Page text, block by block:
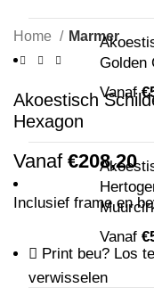
Home Marmer
Akoestisch
Hexagon
Vanaf €208,20
Inclusief frame en
Print beu? Los
verwisselen
Golden
Vanaf€
Vanaf €